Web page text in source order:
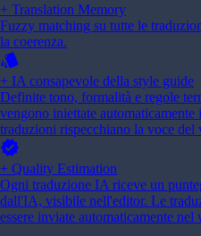
+ Translation Memory
Fuzzy matching su tutte le
la coerenza.
style
+ IA consapevole della style guide
Definite tono, formalità e regole
vengono iniettate
traduzioni rispecchiano la voce del
verified
+ Quality Estimation
Ogni traduzione IA riceve un
dall'IA, visibile nell'editor. Le
essere inviate automaticamente